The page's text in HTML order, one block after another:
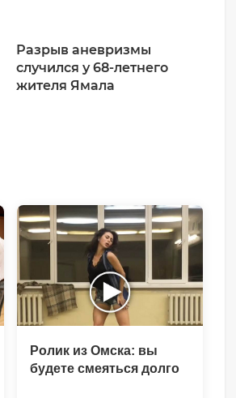
Разрыв аневризмы
случился у 68-летнего
жителя Ямала
Ролик из Омска: вы
будете смеяться долго